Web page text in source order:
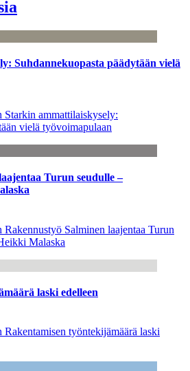
Suhdannekuopasta päädytään vielä
Starkin ammattilaiskysely:
vielä työvoimapulaan
Turun seudulle –
Salminen laajentaa Turun
Malaska
laski edelleen
työntekijämäärä laski